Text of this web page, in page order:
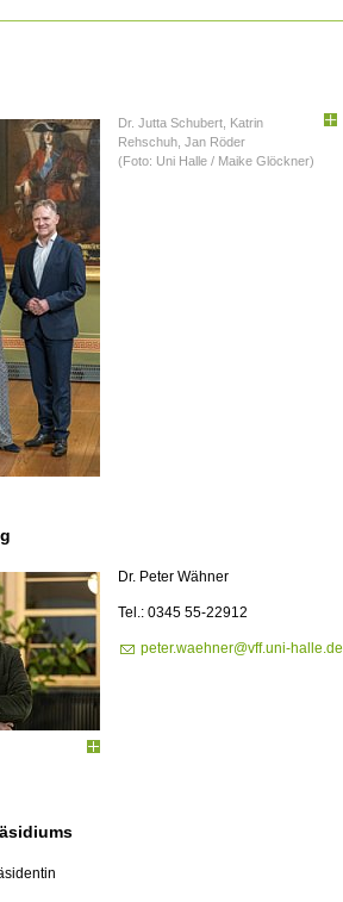
Dr. Jutta Schubert, Katrin
Rehschuh, Jan Röder
(Foto: Uni Halle / Maike Glöckner)
Dr. Peter Wähner
Tel.: 0345 55-22912
peter.waehner@vff.uni-halle.de